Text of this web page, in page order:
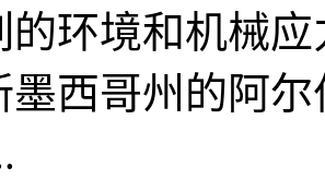
的环境和机械
墨西哥州的阿